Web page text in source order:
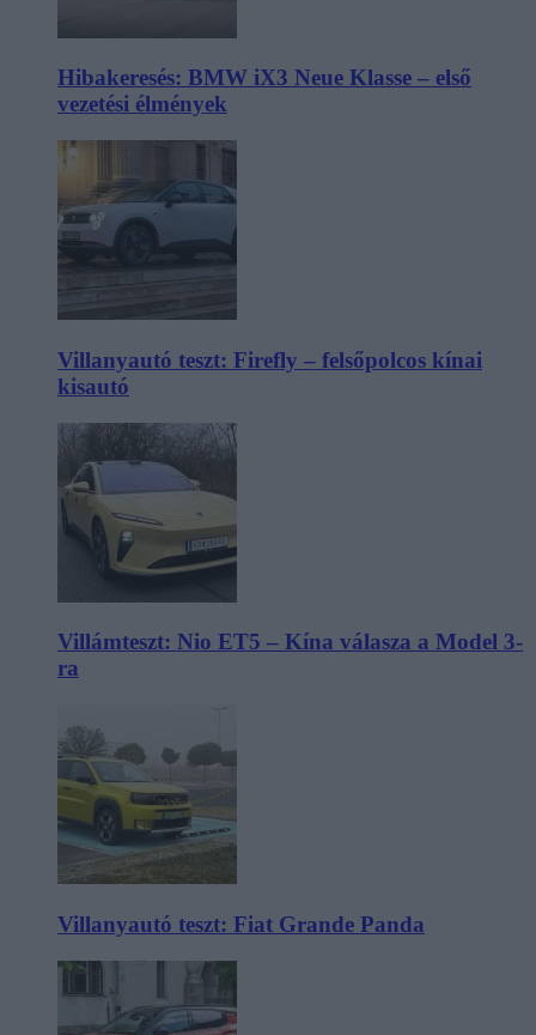
Hibakeresés: BMW iX3 Neue Klasse – első
vezetési élmények
Villanyautó teszt: Firefly – felsőpolcos kínai
kisautó
Villámteszt: Nio ET5 – Kína válasza a Model 3-
ra
Villanyautó teszt: Fiat Grande Panda